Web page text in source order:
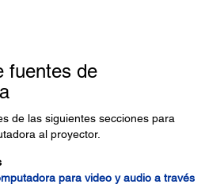
fuentes de
de las siguientes secciones para
al proyector.
para video y audio a través